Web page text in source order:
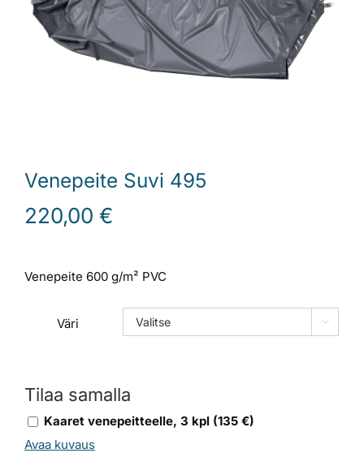
Laiturit
Asiakaskokemuksia
Venepeite Suvi 495
220,00 €
Venepeite 600 g/m² PVC
Väri 
Tilaa samalla
Kaaret venepeitteelle, 3 kpl (135 €)
Avaa kuvaus